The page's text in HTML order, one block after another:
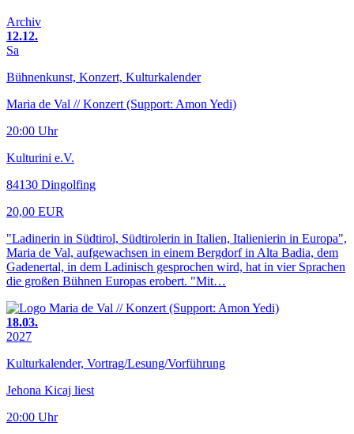
Archiv
12.12.
Sa
Bühnenkunst, Konzert, Kulturkalender
Maria de Val // Konzert (Support: Amon Yedi)
20:00 Uhr
Kulturini e.V.
84130 Dingolfing
20,00 EUR
"Ladinerin in Südtirol, Südtirolerin in Italien, Italienierin in Europa",
Maria de Val, aufgewachsen in einem Bergdorf in Alta Badia, dem
Gadenertal, in dem Ladinisch gesprochen wird, hat in vier Sprachen
die großen Bühnen Europas erobert. "Mit…
18.03.
2027
Kulturkalender, Vortrag/Lesung/Vorführung
Jehona Kicaj liest
20:00 Uhr